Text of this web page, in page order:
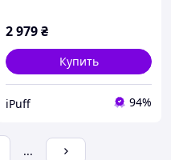
2 979₴
Купить
iPuff 94%
...